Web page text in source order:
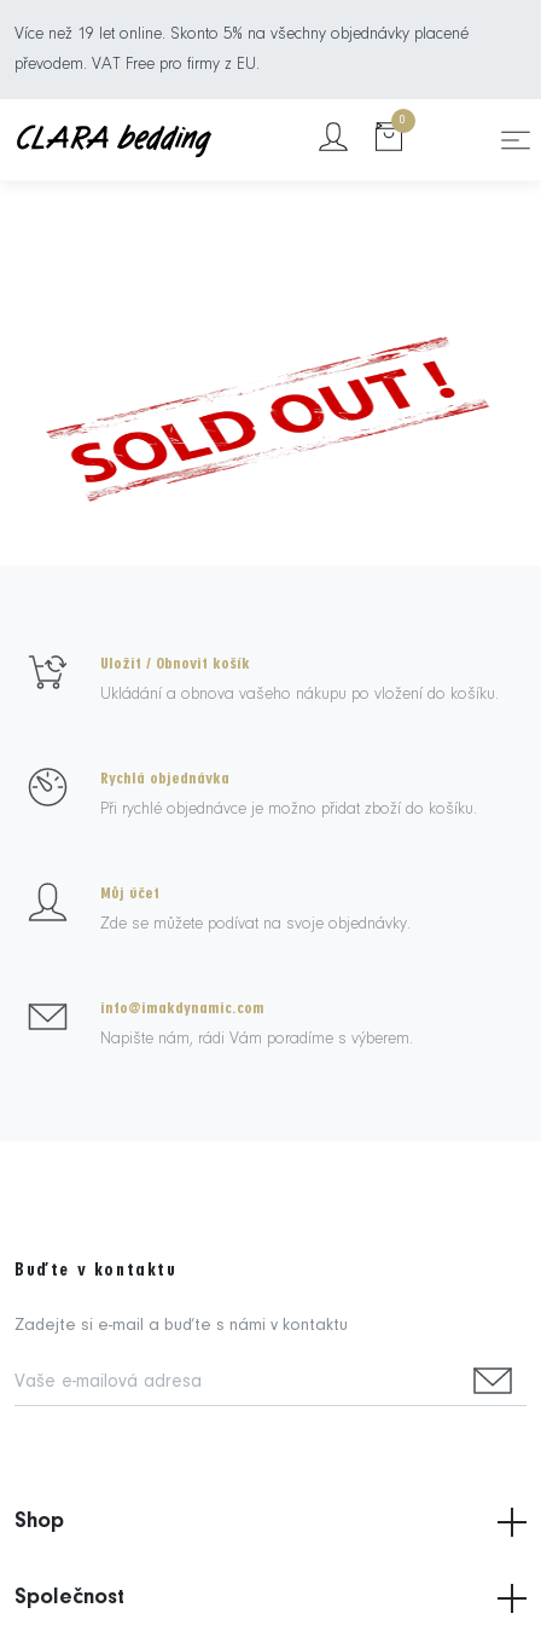
Více než 19 let online. Skonto 5% na všechny objednávky placené
převodem. VAT Free pro firmy z EU.
0
Uložit / Obnovit košík
Ukládání a obnova vašeho nákupu po vložení do košíku.
Rychlá objednávka
Při rychlé objednávce je možno přidat zboží do košíku.
Můj účet
Zde se můžete podívat na svoje objednávky.
info@imakdynamic.com
Napište nám, rádi Vám poradíme s výberem.
Buďte v kontaktu
Zadejte si e-mail a buďte s námi v kontaktu
Shop
Společnost